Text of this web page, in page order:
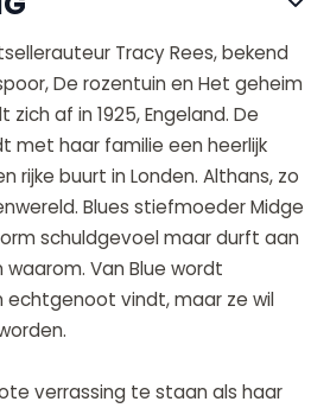
Tracy Rees, bekend
De rozentuin en Het geheim
af in 1925, Engeland. De
met haar familie een heerlijk
rijke buurt in Londen. Althans, zo
Blues stiefmoeder Midge
schuldgevoel maar durft aan
Van Blue wordt
vindt, maar ze wil
verrassing te staan als haar